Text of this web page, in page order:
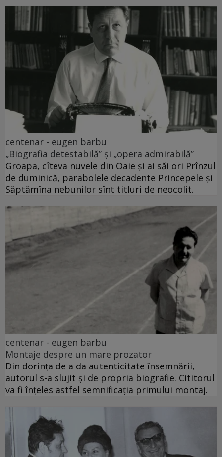
centenar - eugen barbu
„Biografia detestabilă” și „opera admirabilă”
Groapa, cîteva nuvele din Oaie și ai săi ori Prînzul
de duminică, parabolele decadente Princepele și
Săptămîna nebunilor sînt titluri de neocolit.
centenar - eugen barbu
Montaje despre un mare prozator
Din dorința de a da autenticitate însemnării,
autorul s-a slujit și de propria biografie. Cititorul
va fi înțeles astfel semnificația primului montaj.